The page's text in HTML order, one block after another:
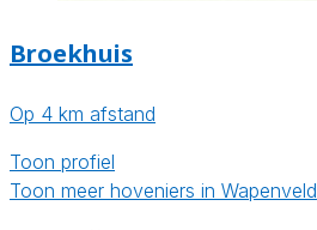
Broekhuis
Op 4 km afstand
Toon profiel
Toon meer hoveniers in Wapenveld